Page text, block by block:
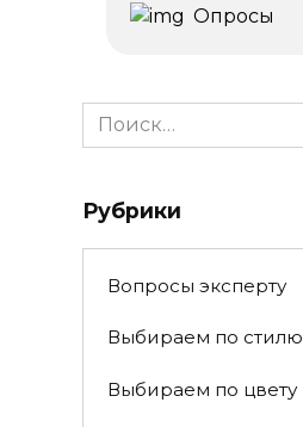
Опросы
Search
for:
Рубрики
Вопросы эксперту
Выбираем по стилю
Выбираем по цвету